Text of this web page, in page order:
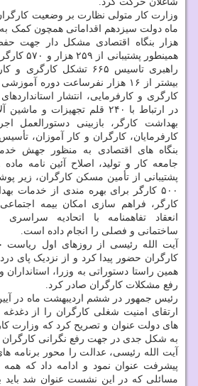
وزارت کار متولی نظارت بر وضعیت
ماه دولت سیزدهم اقداماتی همچون کمک
هزار بنگاه اقتصادی مشکل دار جهت
همینطور
راهبری تاسیس ۶۶۵ تشکل
بیشتر از ۱۶ هزار نفرساعت دوره
کارگری و کارفرمایی، انتشار
بهداشت کارگر، بازبینی دستورالعمل
بنگاه های اقتصادی به منظور جهش
۵۰۰ کارگر برای بهره مندی از خدمات
کارگر، فراهم سازی امکان بیمه
انعقاد تفاهمنامه با اتحادیه سراسری
ساختمانی و فصلی را انجام داده است.
آیت الله رئیسی از روزهای اول ریاست
کارگران حضور پیدا کرد و از نزدیک پای
همین راستا دستوراتی به وزرا،
رفع مشکلات کارگران صادر کرد.
رئیس جمهور در ششم اردیبهشت ماه در آیین
ارتقای امنیت شغلی کارگران را از
های دولت عنوان و تصریح کرد که وزارت
به شکل جدی در جهت رفع نگرانی کارگران
آیت الله رئیسی، عدالت را محور برنامه
پیشرفت عنوان نمود و ادامه داد که
مسائلی که در این نشست عنوان شد